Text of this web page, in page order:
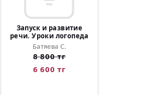
Запуск и развитие
речи. Уроки логопеда
Батяева С.
8 800 тг
6 600 тг